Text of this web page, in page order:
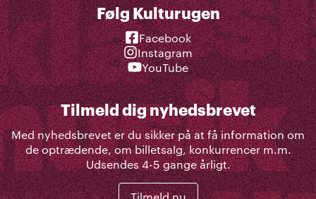
Følg Kulturugen
Facebook
Instagram
YouTube
Tilmeld dig nyhedsbrevet
Med nyhedsbrevet er du sikker på at få information om
de optrædende, om billetsalg, konkurrencer m.m.
Udsendes 4-5 gange årligt.